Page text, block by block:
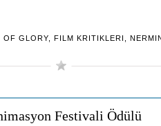
OF GLORY, FILM KRITIKLERI ,
Festivali Ödülü